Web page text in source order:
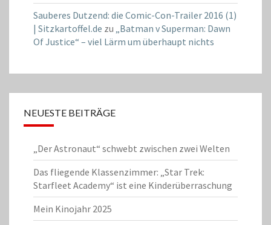
Sauberes Dutzend: die Comic-Con-Trailer 2016 (1)
| Sitzkartoffel.de zu „Batman v Superman: Dawn
Of Justice“ – viel Lärm um überhaupt nichts
NEUESTE BEITRÄGE
„Der Astronaut“ schwebt zwischen zwei Welten
Das fliegende Klassenzimmer: „Star Trek:
Starfleet Academy“ ist eine Kinderüberraschung
Mein Kinojahr 2025